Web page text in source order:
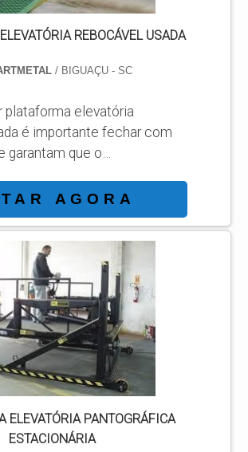
REBOCÁVEL USADA
/ BIGUAÇU - SC
plataforma elevatória
é importante fechar com
garantam que o
que se tratem
Ao comprador, é
uma pesquisa detalhada
disponíveis no mercado e
reais necessidades.
sobre o
plataforma elevatória
equipamento que garante
para efetuar cargas e
caminhõ...
AGORA
ELEVATÓRIA PANTOGRÁFICA
ESTACIONÁRIA